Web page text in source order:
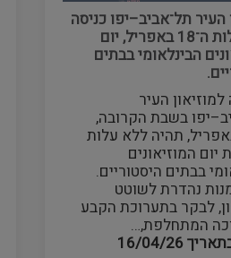
העיר תל־אביב–יפו כניסה
ללא עלות ה־18 באפריל, יום
הבינלאומי בבתים
העיר
בשבת הקרובה,
באפריל, תהיה ללא עלות
יום המוזיאונים
בבתים היסטוריים.
נהדרת לשוטט
לבקר בתערוכת הקבע
המתחלפת,…
16/04/26